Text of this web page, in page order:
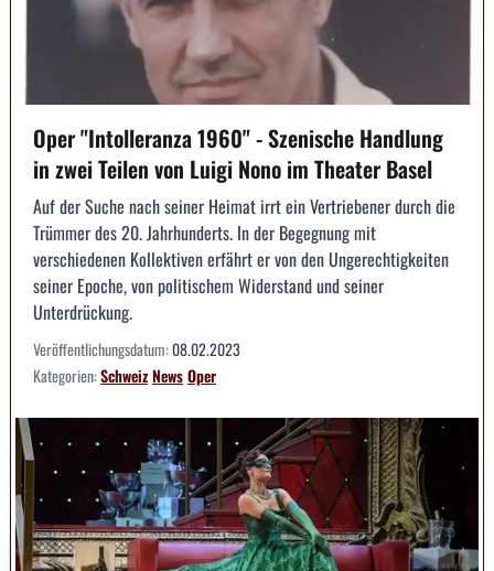
Oper "Intolleranza 1960" - Szenische Handlung
in zwei Teilen von Luigi Nono im Theater Basel
Auf der Suche nach seiner Heimat irrt ein Vertriebener durch die
Trümmer des 20. Jahrhunderts. In der Begegnung mit
verschiedenen Kollektiven erfährt er von den Ungerechtigkeiten
seiner Epoche, von politischem Widerstand und seiner
Unterdrückung.
Veröffentlichungsdatum:08.02.2023
Kategorien:SchweizNewsOper